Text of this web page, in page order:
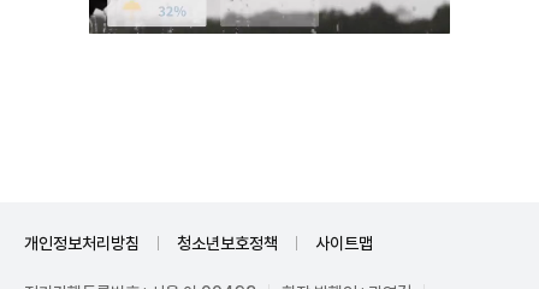
개인정보처리방침 청소년보호정책 사이트맵